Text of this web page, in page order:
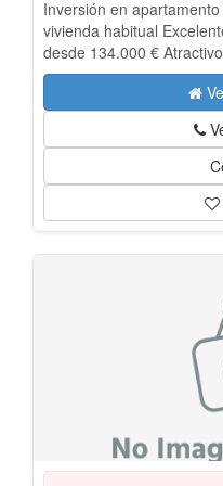
Inversión en
vivienda habitual
desde 134.000 €
hotelero con alta
inversión: Usted compra
apartamento
situado en plena nueva
Benahavís: -Totalmente
Comodidades y servicios
aparta-hotel - Operación
y atractivas condiciones
aplicándosele el IPC
aplicará la actualización
negativo, igualmente se
del 5% anual. - La
con un coste de 65€ la
mantenimiento y
que pagar IBI ( a razón